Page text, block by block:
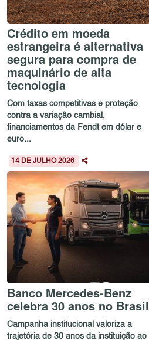
Crédito em moeda
estrangeira é alternativa
segura para compra de
maquinário de alta
tecnologia
Com taxas competitivas e proteção
contra a variação cambial,
financiamentos da Fendt em dólar e
euro...
14 DE JULHO 2026
Banco Mercedes-Benz
celebra 30 anos no Brasil
Campanha institucional valoriza a
trajetória de 30 anos da instituição ao